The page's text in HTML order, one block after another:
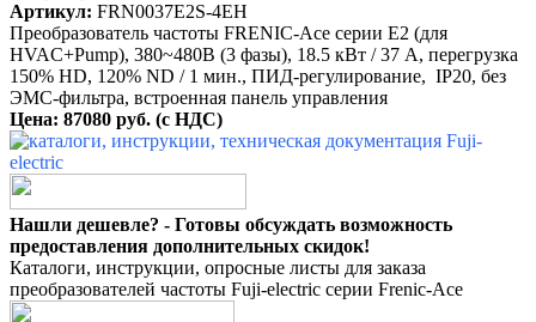
Артикул: FRN0037E2S-4EH
Преобразователь частоты FRENIC-Ace серии E2 (для
HVAC+Pump), 380~480B (3 фазы), 18.5 кВт / 37 A, перегрузка
150% HD, 120% ND / 1 мин., ПИД-регулирование, IP20, без
ЭМС-фильтра, встроенная панель управления
Цена: 87080 руб. (с НДС)
Нашли дешевле? - Готовы обсуждать возможность
предоставления дополнительных скидок!
Каталоги, инструкции, опросные листы для заказа
преобразователей частоты Fuji-electric серии Frenic-Ace